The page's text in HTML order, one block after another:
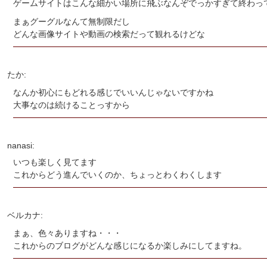
ゲームサイトはこんな細かい場所に飛ぶなんぞでっかすぎて終わっ
まぁグーグルなんて無制限だし
どんな画像サイトや動画の検索だって観れるけどな
たか:
なんか初心にもどれる感じでいいんじゃないですかね
大事なのは続けることっすから
nanasi:
いつも楽しく見てます
これからどう進んでいくのか、ちょっとわくわくします
ベルカナ:
まぁ、色々ありますね・・・
これからのブログがどんな感じになるか楽しみにしてますね。